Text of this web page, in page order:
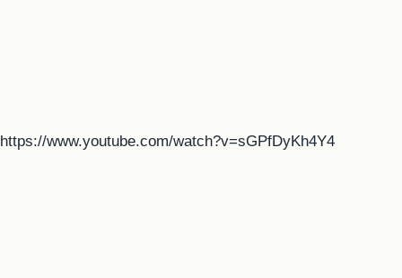
https://www.youtube.com/watch?v=sGPfDyKh4Y4